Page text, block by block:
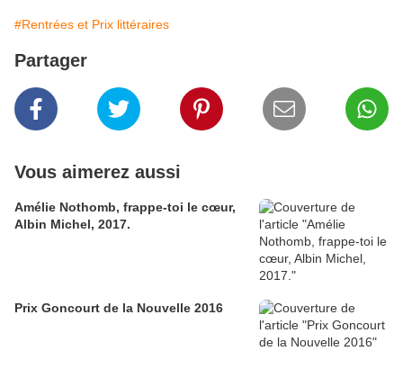
#Rentrées et Prix littéraires
Partager
Vous aimerez aussi
Amélie Nothomb, frappe-toi le cœur,
Albin Michel, 2017.
Prix Goncourt de la Nouvelle 2016